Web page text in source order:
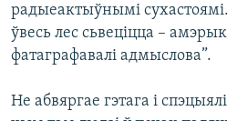
радыеактыўнымі
ўвесь лес сьвеціцца –
фатаграфавалі адмыслова”.
Не абвяргае гэтага і